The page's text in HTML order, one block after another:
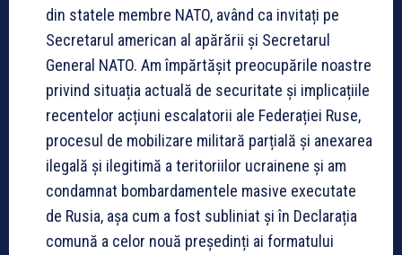
din statele membre NATO, având ca invitați pe
Secretarul american al apărării și Secretarul
General NATO. Am împărtășit preocupările noastre
privind situația actuală de securitate și implicațiile
recentelor acțiuni escalatorii ale Federației Ruse,
procesul de mobilizare militară parțială și anexarea
ilegală și ilegitimă a teritoriilor ucrainene și am
condamnat bombardamentele masive executate
de Rusia, așa cum a fost subliniat și în Declarația
comună a celor nouă președinți ai formatului